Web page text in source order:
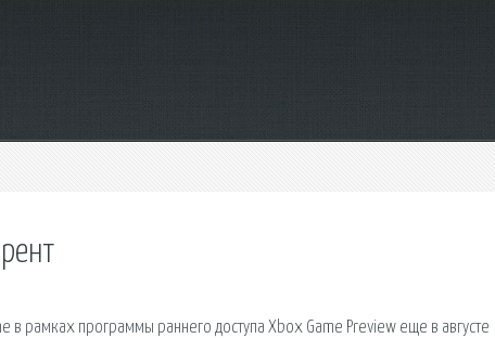
рамках программы раннего доступа Xbox Game Preview еще в августе